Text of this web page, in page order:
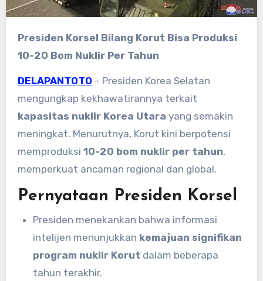
Presiden Korsel Bilang Korut Bisa Produksi
10-20 Bom Nuklir Per Tahun
DELAPANTOTO – Presiden Korea Selatan
mengungkap kekhawatirannya terkait
kapasitas nuklir Korea Utara yang semakin
meningkat. Menurutnya, Korut kini berpotensi
memproduksi 10-20 bom nuklir per tahun,
memperkuat ancaman regional dan global.
Pernyataan Presiden Korsel
Presiden menekankan bahwa informasi
intelijen menunjukkan kemajuan signifikan
program nuklir Korut dalam beberapa
tahun terakhir.